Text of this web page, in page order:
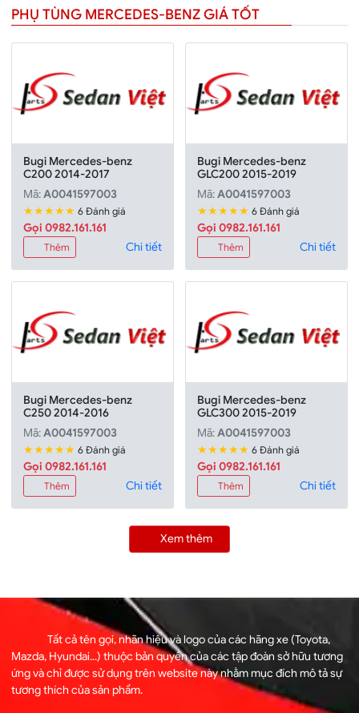
PHỤ TÙNG MERCEDES-BENZ GIÁ TỐT
Bugi Mercedes-benz
C200 2014-2017
Mã:A0041597003
★★★★★ 6 Đánh giá
Gọi 0982.161.161
Thêm Chi tiết
Bugi Mercedes-benz
GLC200 2015-2019
Mã:A0041597003
★★★★★ 6 Đánh giá
Gọi 0982.161.161
Thêm Chi tiết
Bugi Mercedes-benz
C250 2014-2016
Mã:A0041597003
★★★★★ 6 Đánh giá
Gọi 0982.161.161
Thêm Chi tiết
Bugi Mercedes-benz
GLC300 2015-2019
Mã:A0041597003
★★★★★ 6 Đánh giá
Gọi 0982.161.161
Thêm Chi tiết
Xem thêm
Tất cả tên gọi, nhãn hiệu và logo của các hãng xe (Toyota,
Mazda, Hyundai...) thuộc bản quyền của các tập đoàn sở hữu tương
ứng và chỉ được sử dụng trên website này nhằm mục đích mô tả sự
tương thích của sản phẩm.